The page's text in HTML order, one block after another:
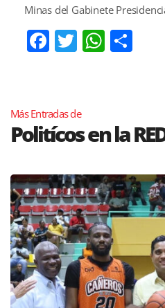
Minas del Gabinete
Facebook
Twitter
Más Entradas de
Politícos en la